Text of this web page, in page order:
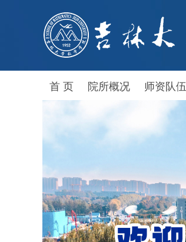
首 页 院所概况 师资队伍